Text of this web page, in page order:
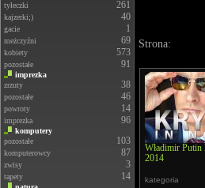
tyłeczki 261
kajzerki;) 40
gacie 1
meżczyźni 69
kobiety 573
pozostałe 91
imprezka
zrzuty
38
pozostałe 46
powroty 14
imprezka 96
komputery
pozostałe
103
komputerowcy 87
zwisy 3
tapety 14
Strona:
Władimir Putin
2014
kategoria